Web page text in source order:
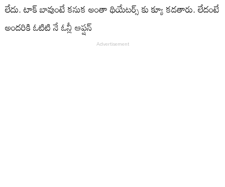
లేదు. టాక్ బావుంటే కనుక అంతా థియేటర్స్ కు క్యూ కడతారు. లేదంటే
అందరికి ఓటిటి నే ఓన్లీ ఆప్షన్